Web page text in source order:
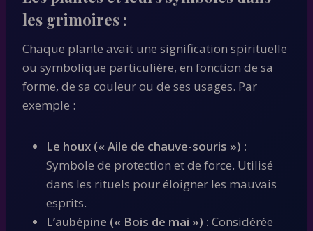
les grimoires :
Chaque plante avait une signification spirituelle
ou symbolique particulière, en fonction de sa
forme, de sa couleur ou de ses usages. Par
exemple :
Le houx (« Aile de chauve-souris ») :
Symbole de protection et de force. Utilisé
dans les rituels pour éloigner les mauvais
esprits.
L’aubépine (« Bois de mai ») ​​: Considérée